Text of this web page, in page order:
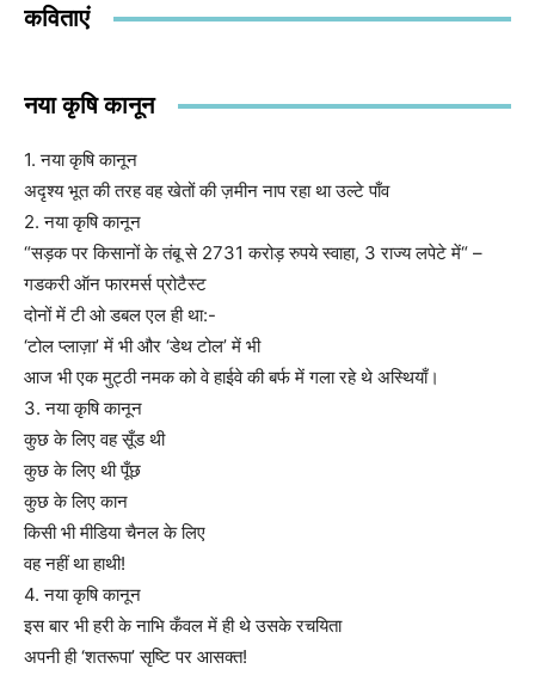
कविताएं
नया कृषि कानून
1. नया कृषि कानून
अदृश्य भूत की तरह वह खेतों की ज़मीन नाप रहा था उल्टे पाँव
2. नया कृषि कानून
“सड़क पर किसानों के तंबू से 2731 करोड़ रुपये स्वाहा, 3 राज्य लपेटे में“ –
गडकरी ऑन फारमर्स प्रोटैस्ट
दोनों में टी ओ डबल एल ही था:-
‘टोल प्लाज़ा’ में भी और ‘डेथ टोल’ में भी
आज भी एक मुट्ठी नमक को वे हाईवे की बर्फ में गला रहे थे अस्थियाँ।
3. नया कृषि कानून
कुछ के लिए वह सूँड थी
कुछ के लिए थी पूँछ
कुछ के लिए कान
किसी भी मीडिया चैनल के लिए
वह नहीं था हाथी!
4. नया कृषि कानून
इस बार भी हरी के नाभि कँवल में ही थे उसके रचयिता
अपनी ही ‘शतरूपा’ सृष्टि पर आसक्त!